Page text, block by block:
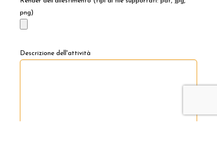
png)
Descrizione dell'attività